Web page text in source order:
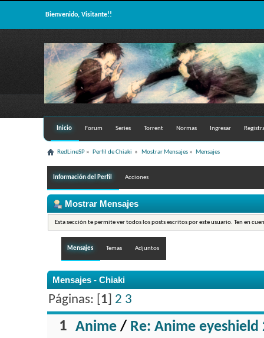
Bienvenido, Visitante!!
Inicio Forum Series Torrent Normas Ingresar
RedLineSP » Perfil de Chiaki » Mostrar Mensajes» Mensajes
Información del Perfil Acciones
Mostrar Mensajes
Esta sección te permite ver todos los posts escritos por este usuario. Ten en
Mensajes Temas Adjuntos
Mensajes - Chiaki
Páginas: [ 1 2 3
1 Anime/ Re: Anime eyeshield